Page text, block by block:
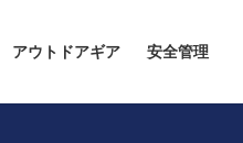
アウトドアギア 安全管理